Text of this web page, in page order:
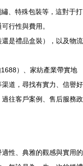
、特殊包裝等，這對于打
行性與費用。
是禮品盒裝），以及物流
）、家紡產業帶實地
道，尋找有實力、信譽好
往客戶案例、售后服務政
性、典雅的觀感與實用的